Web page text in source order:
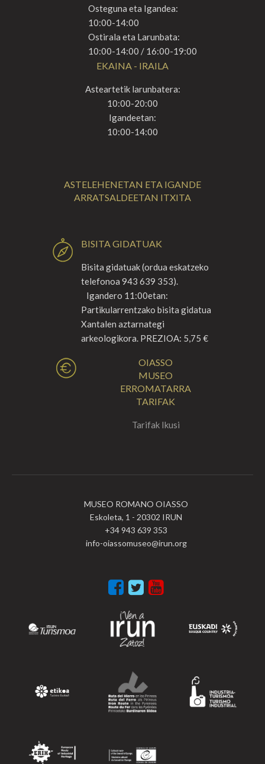
Osteguna eta Igandea:
10:00-14:00
Ostirala eta Larunbata:
10:00-14:00 / 16:00-19:00
EKAINA - IRAILA
Asteartetik larunbatera:
10:00-20:00
Igandeetan:
10:00-14:00
ASTELEHENETAN ETA IGANDE
ARRATSALDEETAN ITXITA
BISITA GIDATUAK
Bisita gidatuak (ordua eskatzeko
telefonoa 943 639 353).
Igandero 11:00etan:
Partikularrentzako bisita gidatua
Xantalen aztarnategi
arkeologikora. PREZIOA: 5,75 €
OIASSO
MUSEO
ERROMATARRA
TARIFAK
Tarifak Ikusi
MUSEO ROMANO OIASSO
Eskoleta, 1 - 20302 IRUN
+34 943 639 353
info-oiassomuseo@irun.org